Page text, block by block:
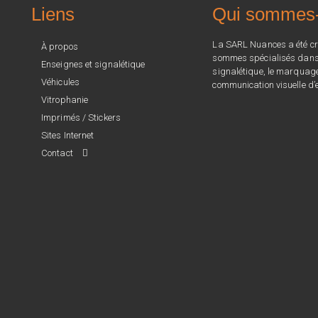
Liens
À propos
Enseignes et signalétique
Véhicules
Vitrophanie
Imprimés / Stickers
Sites Internet
Contact
Qui
La SARL Nuances a été
sommes spécialisés
signalétique, le
communication visuelle